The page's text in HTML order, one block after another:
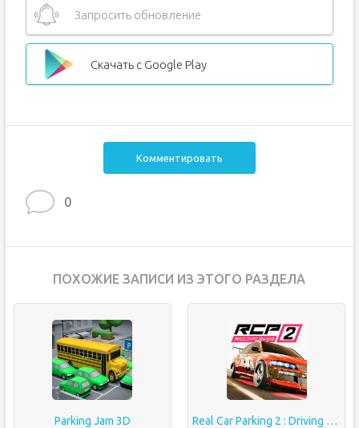
Запросить обновление
Скачать с Google Play
Комментировать
0
ПОХОЖИЕ ЗАПИСИ ИЗ ЭТОГО РАЗДЕЛА
Parking Jam 3D Real Car Parking 2 : Driving School 2020